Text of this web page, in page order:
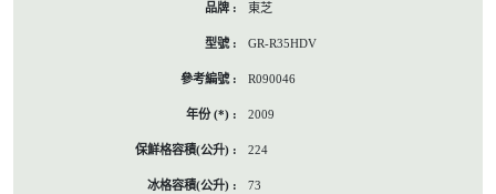
東芝
GR-R35HDV
R090046
2009
224
73